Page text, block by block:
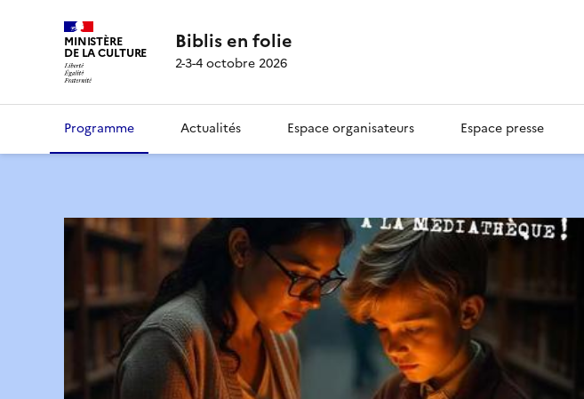
MINISTÈRE
DE LA CULTURE Biblis en folie
2-3-4 octobre 2026
Programme Actualités Espace organisateurs Espace presse